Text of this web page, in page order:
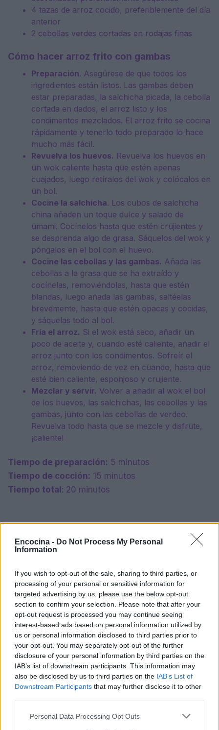
Encocina - Do Not Process My Personal
Information
If you wish to opt-out of the sale, sharing to third parties, or
processing of your personal or sensitive information for
targeted advertising by us, please use the below opt-out
section to confirm your selection. Please note that after your
opt-out request is processed you may continue seeing
interest-based ads based on personal information utilized by
us or personal information disclosed to third parties prior to
your opt-out. You may separately opt-out of the further
disclosure of your personal information by third parties on the
IAB’s list of downstream participants. This information may
also be disclosed by us to third parties on the IAB’s List of
Downstream Participants that may further disclose it to other
Please note that this website/app uses one or more Google
Personal Data Processing Opt Outs
4 tazas de arroz cocido, preferiblemente del día
anterior
2 cebollas verdes cortadas en rodajas finas
Cómo hacer arroz frito con gambas
Preparación. Asegúrese de que todos los
ingredientes están listos. Las gambas deben
estar preparadas, la salchicha picada, la cebolla
cortada en dados, el arroz listo y los
condimentos mezclados. El arroz frito se cocina
rápidamente y tenerlo todo preparado lo hace
mucho más fácil.
Revuelva los huevos. Revuelva los huevos en
un wok caliente hasta que estén apenas
cuajados, luego retíralos del wok y colócalos en
un bol.
Cocine la salchicha. Los cubos de salchicha
china añaden un toque dulce y salado de
umami. Cocínelos hasta que estén crujientes y
se desprenda algo de grasa. Sáquelos del wok y
póngalos en el bol con el huevo.
Cocine las cebollas y las gambas. Añada las
cebollas a la grasa que se ha extraído y
cocínelas, removiéndolas, hasta que estén
blandas, luego añada las gambas, saltéelas
brevemente, hasta que estén opacas y cocidas,
y sáquelas todo al bol.
Fría el arroz. Si el wok está seco, añadir un
poco de aceite y, cuando esté caliente, añadir el
arroz junto con los condimentos. Sofreír el
arroz, removiendo de vez en cuando, hasta que
esté bien caliente, esponjoso y crujiente.
Mezclar y servir. Volver a añadir al wok el bol
de los huevos, las salchichas, las cebollas y las
gambas, junto con las cebollas de verdeo.
Revuelva todo hasta que se mezcle y disfrute,
¡caliente!
Tiempo de preparación: 5 minutos
Tiempo de cocción: 15 minutos
Tiempo total : 20 minutos
Redacción En Cocina